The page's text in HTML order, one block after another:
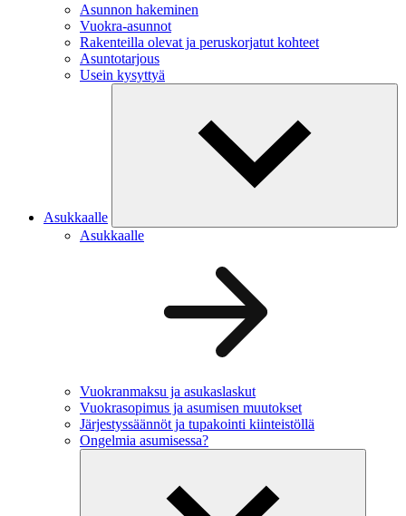
Asunnon hakeminen
Vuokra-asunnot
Rakenteilla olevat ja peruskorjatut kohteet
Asuntotarjous
Usein kysyttyä
Asukkaalle
Asukkaalle
Vuokranmaksu ja asukaslaskut
Vuokrasopimus ja asumisen muutokset
Järjestyssäännöt ja tupakointi kiinteistöllä
Ongelmia asumisessa?